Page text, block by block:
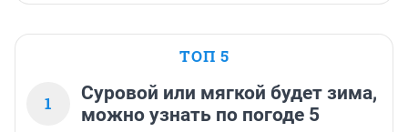
ТОП 5
1
Суровой или мягкой будет зима,
можно узнать по погоде 5